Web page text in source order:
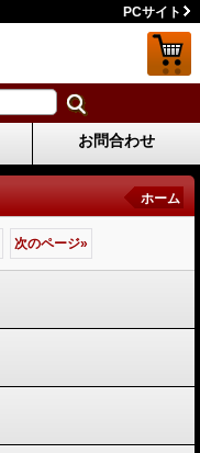
PCサイト
お問合わせ
ホーム
次のページ»